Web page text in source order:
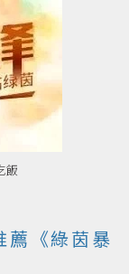
飯
薦《綠茵暴